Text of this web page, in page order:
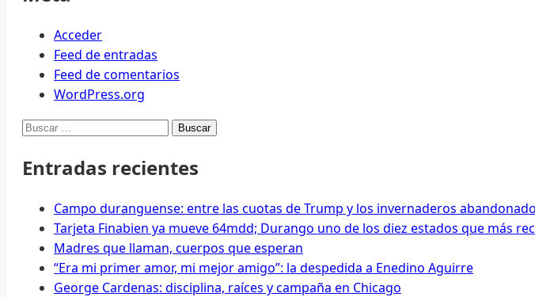
Acceder
Feed de entradas
Feed de comentarios
WordPress.org
Buscar:
Entradas recientes
Campo duranguense: entre las cuotas de Trump y los invernaderos
Tarjeta Finabien ya mueve 64mdd; Durango uno de los diez estados que más
Madres que llaman, cuerpos que esperan
“Era mi primer amor, mi mejor amigo”: la despedida a Enedino Aguirre
George Cardenas: disciplina, raíces y campaña en Chicago